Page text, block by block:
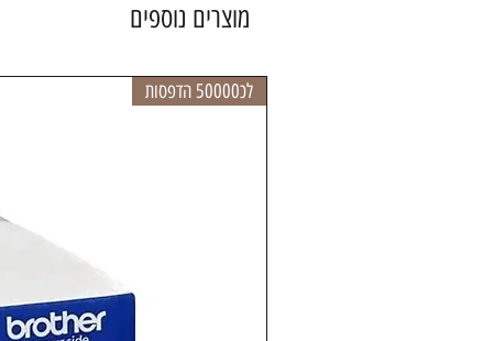
מוצרים נוספים
לכ50000 הדפסות